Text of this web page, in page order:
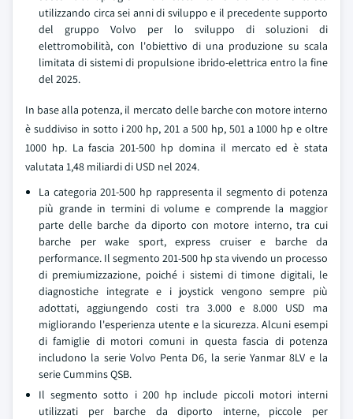
utilizzando circa sei anni di sviluppo e il precedente supporto
del gruppo Volvo per lo sviluppo di soluzioni di
elettromobilità, con l'obiettivo di una produzione su scala
limitata di sistemi di propulsione ibrido-elettrica entro la fine
del 2025.
In base alla potenza, il mercato delle barche con motore interno
è suddiviso in sotto i 200 hp, 201 a 500 hp, 501 a 1000 hp e oltre
1000 hp. La fascia 201-500 hp domina il mercato ed è stata
valutata 1,48 miliardi di USD nel 2024.
La categoria 201-500 hp rappresenta il segmento di potenza
più grande in termini di volume e comprende la maggior
parte delle barche da diporto con motore interno, tra cui
barche per wake sport, express cruiser e barche da
performance. Il segmento 201-500 hp sta vivendo un processo
di premiumizzazione, poiché i sistemi di timone digitali, le
diagnostiche integrate e i joystick vengono sempre più
adottati, aggiungendo costi tra 3.000 e 8.000 USD ma
migliorando l'esperienza utente e la sicurezza. Alcuni esempi
di famiglie di motori comuni in questa fascia di potenza
includono la serie Volvo Penta D6, la serie Yanmar 8LV e la
serie Cummins QSB.
Il segmento sotto i 200 hp include piccoli motori interni
utilizzati per barche da diporto interne, piccole per